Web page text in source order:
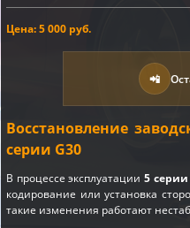
Цена: 5 000 руб.
📲
Восстановление
серии G30
В процессе эксплуатации 5 серии
кодирование или установка
такие изменения работают